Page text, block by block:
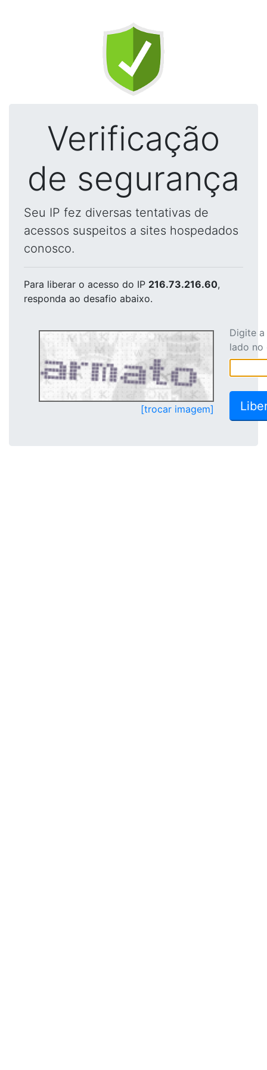
Verificação
de segurança
Seu IP fez diversas tentativas de
acessos suspeitos a sites hospedados
conosco.
Para liberar o acesso do IP 216.73.216.60,
responda ao desafio abaixo.
[trocar imagem]
Digite
lado no